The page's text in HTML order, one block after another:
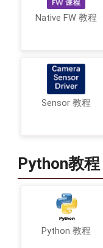
Native FW 教程
Sensor 教程
Python教程
Python 教程